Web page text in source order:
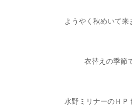
ようやく秋めいて来
衣替えの季節
水野ミリナーのＨＰ